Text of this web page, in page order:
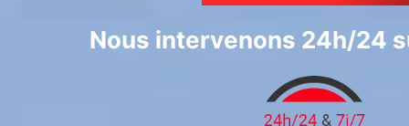
Nous intervenons 24h/24